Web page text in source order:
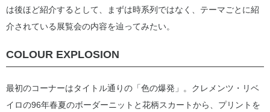
は後ほど紹介するとして、まずは時系列ではなく、テーマごとに紹
介されている展覧会の内容を辿ってみたい。
COLOUR EXPLOSION
最初のコーナーはタイトル通りの「色の爆発」。クレメンツ・リベ
イロの96年春夏のボーダーニットと花柄スカートから、プリントを